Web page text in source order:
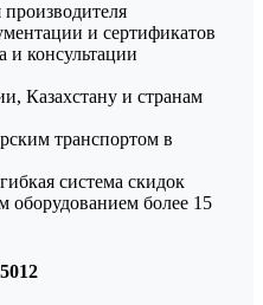
и сертификатов
и консультации
Казахстану и странам
транспортом в
система скидок
более 15